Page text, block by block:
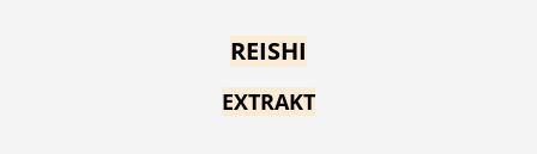
REISHI
EXTRAKT